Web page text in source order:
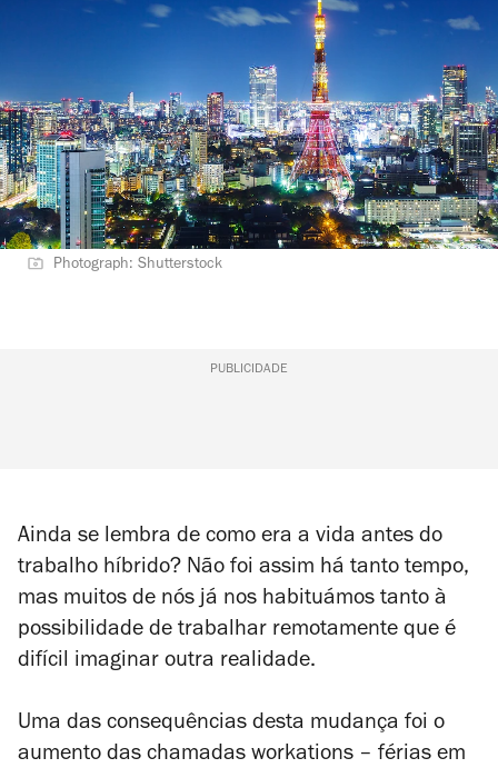
Photograph: Shutterstock
PUBLICIDADE
Ainda se lembra de como era a vida antes do
trabalho híbrido? Não foi assim há tanto tempo,
mas muitos de nós já nos habituámos tanto à
possibilidade de trabalhar remotamente que é
difícil imaginar outra realidade.
Uma das consequências desta mudança foi o
aumento das chamadas workations – férias em